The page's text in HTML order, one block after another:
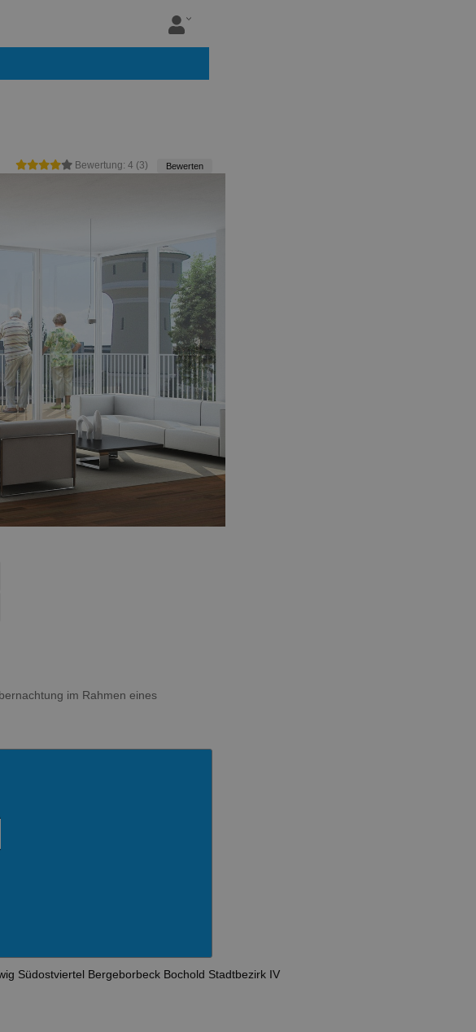
Bewertung: 4 (3) Bewerten
im Rahmen eines
Südostviertel Bergeborbeck Bochold Stadtbezirk IV